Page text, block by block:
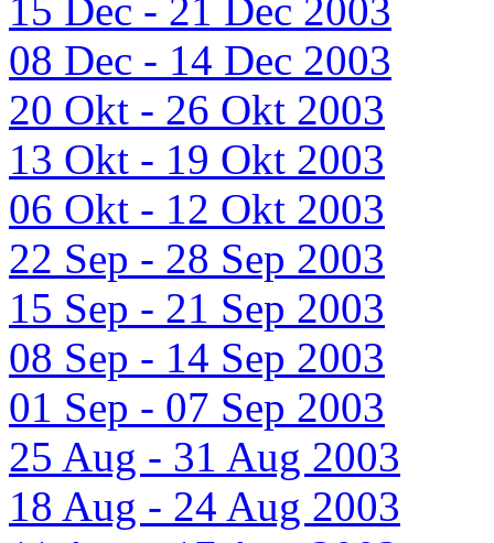
15 Dec - 21 Dec 2003
08 Dec - 14 Dec 2003
20 Okt - 26 Okt 2003
13 Okt - 19 Okt 2003
06 Okt - 12 Okt 2003
22 Sep - 28 Sep 2003
15 Sep - 21 Sep 2003
08 Sep - 14 Sep 2003
01 Sep - 07 Sep 2003
25 Aug - 31 Aug 2003
18 Aug - 24 Aug 2003